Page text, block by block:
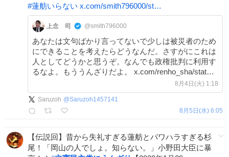
#蓮舫いらない x.com/smith796000/st…
上念 司 @smith796000
あなたは文句ばかり言ってないで少しは被災者のため
にできることを考えたらどうなんだ。さすがにこれは
人としてどうかと思うぞ。なんでも政権批判に利用す
るなよ。もううんざりだよ。 x.com/renho_sha/stat…
8月4日(火) 1:18
Saruzoh @Saruzoh1457141
8月5日(水) 6:05
【伝説回】昔から失礼すぎる蓮舫とパワハラすぎる杉
尾！「岡山の人でしょ。知らない。」小野田大臣に暴